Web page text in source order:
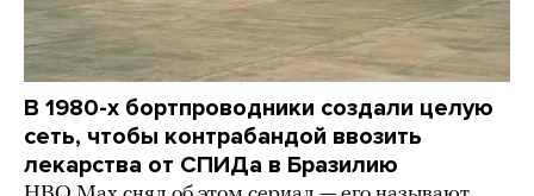
В 1980-х бортпроводники создали целую
сеть, чтобы контрабандой ввозить
лекарства от СПИДа в Бразилию